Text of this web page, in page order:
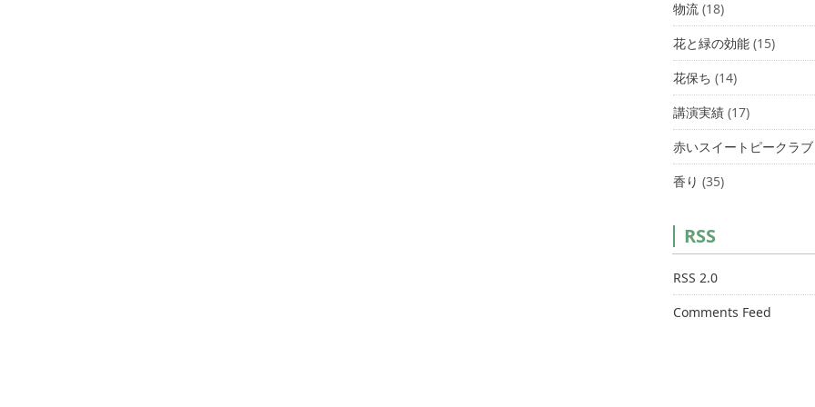
物流 (18)
花と緑の効能 (15)
花保ち (14)
講演実績 (17)
赤いスイートピークラブ
香り (35)
RSS
RSS 2.0
Comments Feed